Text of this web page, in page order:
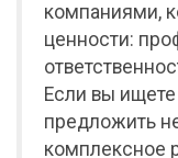
компаниями,
ценности:
Если вы ищете
предложить
комплексное